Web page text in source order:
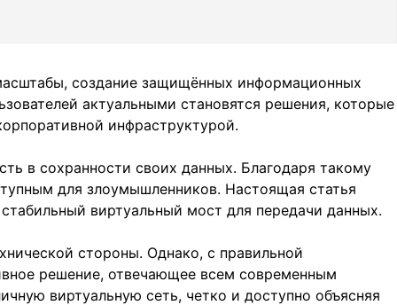
создание защищённых информационных
актуальными становятся решения, которые
инфраструктурой.
в сохранности своих данных. Благодаря такому
для злоумышленников. Настоящая статья
виртуальный мост для передачи данных.
стороны. Однако, с правильной
решение, отвечающее всем современным
виртуальную сеть, четко и доступно объясняя